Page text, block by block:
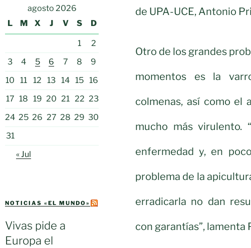
agosto 2026
L
M X J V S D
1
2
3
4 5 6 7 8
9
10
11 12 13 14 15 16
17 18 19 20 21 22 23
24 25 26 27 28 29 30
31
« Jul
NOTICIAS «EL MUNDO»
Vivas pide a
Europa el
de UPA-UCE, Antonio
Otro de los grandes
momentos es la
colmenas, así como el
mucho más virulento.
enfermedad y, en
problema de la
erradicarla no dan
con garantías”, lamenta